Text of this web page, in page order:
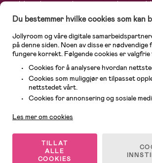
produkter til mor, mengder av inspirerende interiør,
Maxi-Cosi, Baby Jogger, BabyBjörn, Didriksons,
største nettbutikk for barn og baby!
Du bestemmer hvilke cookies som kan
Jollyroom og våre digitale
på denne siden. Noen av disse er nødvendige
fungere korrekt. Følgende cookies er valgfrie
Cookies for å analysere hvordan
Cookies som muliggjør en tilpasset
nettstedet vårt.
Cookies for annonsering og sosiale
Les mer om cookies
TILLAT
ALLE
COOKIES